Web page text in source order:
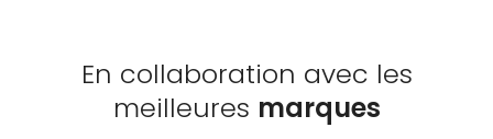
En collaboration avec les
meilleures marques